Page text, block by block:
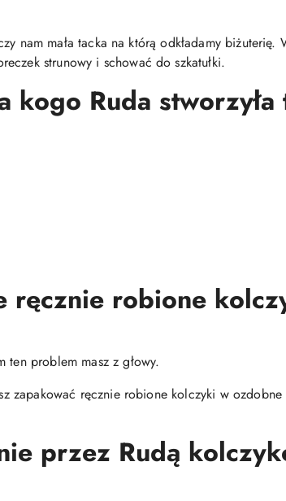
nam mała tacka na którą odkładamy biżuterię.
strunowy i schować do szkatułki.
kogo Ruda
ręcznie robione
ten problem masz z głowy.
zapakować ręcznie robione kolczyki w
przez Rudą